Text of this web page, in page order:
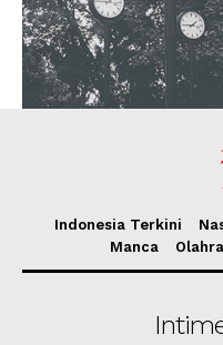
Indonesia Terkini
Manca